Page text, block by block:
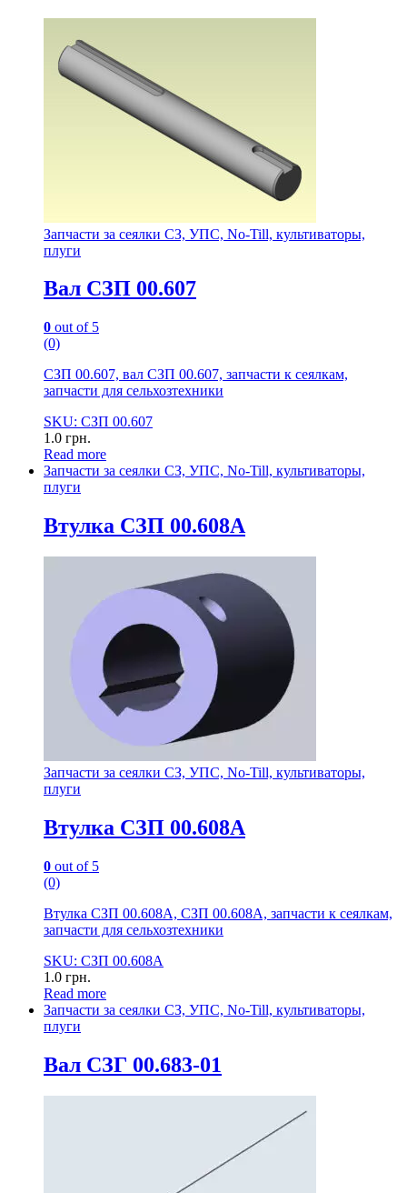
Запчасти за сеялки СЗ, УПС, No-Till, культиваторы,
плуги
Вал СЗП 00.607
0 out of 5
(0)
СЗП 00.607, вал СЗП 00.607, запчасти к сеялкам,
запчасти для сельхозтехники
SKU: СЗП 00.607
1.0 грн.
Read more
Запчасти за сеялки СЗ, УПС, No-Till, культиваторы,
плуги
Втулка СЗП 00.608А
Запчасти за сеялки СЗ, УПС, No-Till, культиваторы,
плуги
Втулка СЗП 00.608А
0 out of 5
(0)
Втулка СЗП 00.608А, СЗП 00.608А, запчасти к сеялкам,
запчасти для сельхозтехники
SKU: СЗП 00.608А
1.0 грн.
Read more
Запчасти за сеялки СЗ, УПС, No-Till, культиваторы,
плуги
Вал СЗГ 00.683-01